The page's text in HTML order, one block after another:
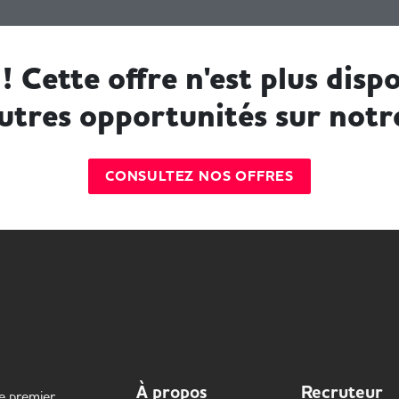
Cette offre n'est plus
opportunités sur
CONSULTEZ NOS OFFRES
À propos Recruteur